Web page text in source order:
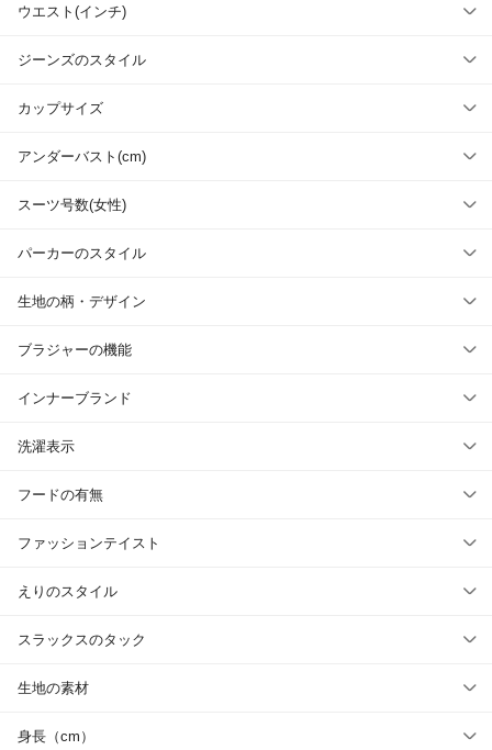
ウエスト(インチ)
ジーンズのスタイル
カップサイズ
アンダーバスト(cm)
スーツ号数(女性)
パーカーのスタイル
生地の柄・デザイン
ブラジャーの機能
インナーブランド
洗濯表示
フードの有無
ファッションテイスト
えりのスタイル
スラックスのタック
生地の素材
身長（cm）